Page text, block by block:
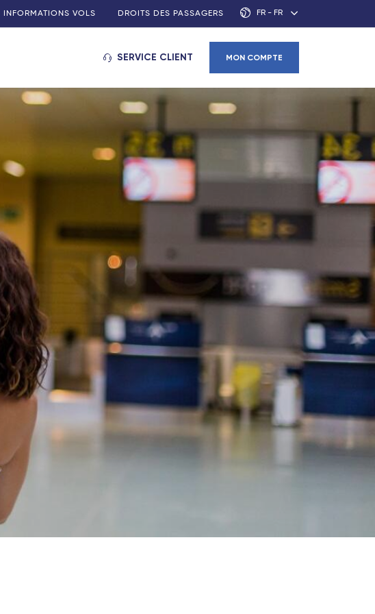
INFORMATIONS VOLS DROITS DES PASSAGERS FR - FR
SERVICE CLIENT MON COMPTE